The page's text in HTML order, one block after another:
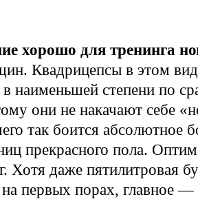
хорошо для тренинга
Квадрицепсы в этом
в наименьшей степени по
они не накачают себе
так боится абсолютное
прекрасного пола.
Хотя даже пятилитровая
на первых порах, главное —